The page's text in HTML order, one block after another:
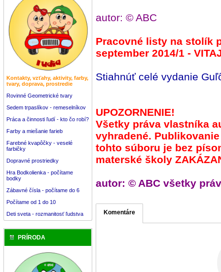
Kontakty, vzťahy, aktivity, farby,
tvary, doprava, prostredie
Rovinné Geometrické tvary
Sedem trpaslíkov - remeselníkov
Práca a činnosti ľudí - kto čo robí?
Farby a miešanie farieb
Farebné kvapôčky - veselé
farbičky
Dopravné prostriedky
Hra Bodkolienka - počítame
bodky
Zábavné čísla - počítame do 6
Počítame od 1 do 10
Deti sveta - rozmanitosť ľudstva
PRÍRODA
autor: © ABC
Pracovné listy na stolík
september 2014/1 -
Stiahnúť celé vydanie
UPOZORNENIE!
Všetky práva vlastníka
vyhradené.
tohto súboru je bez
materské školy
autor: © ABC všetky
Komentáre